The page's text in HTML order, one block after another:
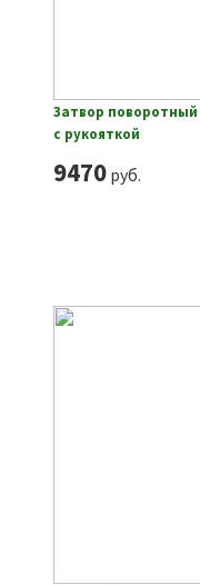
Затвор поворотный
с рукояткой
9470руб.